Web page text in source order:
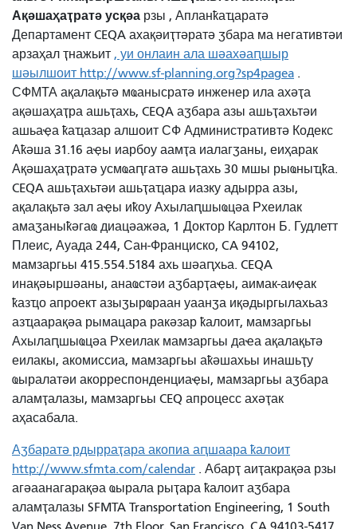
Ақәшаҳаҭратә усқәа рзы , Апланҟаҵаратә
Департамент CEQA ахақәиҭтәратә ӡбара ма негативтәи
арзаҳал ҭнажьит , уи онлаин ала шәахәаԥшыр
шәылшоит http://www.sf-planning.org?sp4pagea .
СФМТА ақалақьтә мҩанысратә инженер ила ахәҭа
ақәшаҳаҭра ашьҭахь, CEQA аӡбара азы ашьҭахьтәи
ашьаҿа ҟаҵазар алшоит СФ Административтә Кодекс
Аҟәша 31.16 аҿы иарбоу аамҭа иалагӡаны, еиҳарак
Ақәшаҳаҭратә усмҩаԥгатә ашьҭахь 30 мшы рыҩныҵҟа.
CEQA ашьҭахьтәи ашьҭаҵара иазку адырра азы,
ақалақьтә зал аҿы иҟоу Ахылаԥшыҩцәа Рхеилак
амаӡаныҟәгаҩ диацәажәа, 1 Доктор Карлтон Б. Гудлетт
Плеис, Ауада 244, Сан-Франциско, CA 94102,
мамзаргьы 415.554.5184 ахь шәаԥхьа. CEQA
инақәыршәаны, анаҩстәи аӡбарҭаҿы, аимак-аиҿак
ҟазҵо апроект азыӡырҩраан уаанӡа иқәдыргылахьаз
азҵаарақәа рымацара ракәзар ҟалоит, мамзаргьы
Ахылаԥшыҩцәа Рхеилак мамзаргьы даҽа ақалақьтә
еилакы, акомиссиа, мамзаргьы аҟәшахьы инашьҭу
ҩыралатәи акорреспонденциаҿы, мамзаргьы аӡбара
аламҭалазы, мамзаргьы CEQ апроцесс ахәҭак
аҳасабала.
Аӡбаратә рдырраҭара акопиа аԥшаара ҟалоит
http://www.sfmta.com/calendar . Абарҭ аиҭакрақәа рзы
агәаанагарақәа ҩырала рыҭара ҟалоит аӡбара
аламҭалазы SFMTA Transportation Engineering, 1 South